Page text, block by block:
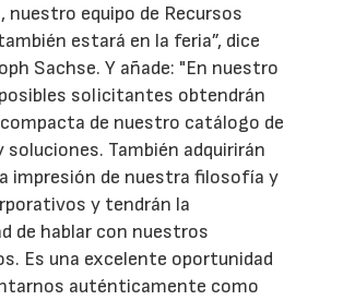
nuestro equipo de Recursos
estará en la feria”, dice
Sachse. Y añade: "En nuestro
solicitantes obtendrán
de nuestro catálogo de
soluciones. También adquirirán
impresión de nuestra filosofía y
y tendrán la
de hablar con nuestros
Es una excelente oportunidad
auténticamente como